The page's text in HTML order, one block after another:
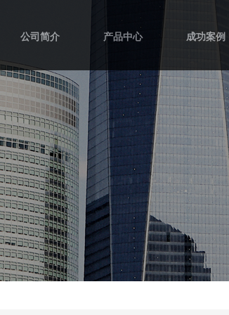
公司简介 产品中心 成功案例